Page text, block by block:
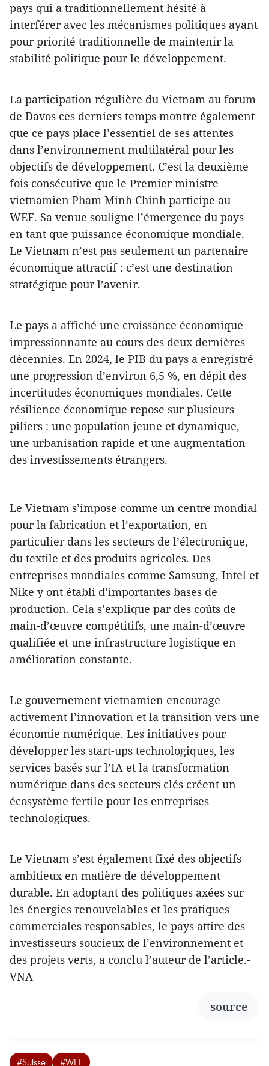
pays qui a traditionnellement hésité à
interférer avec les mécanismes politiques ayant
pour priorité traditionnelle de maintenir la
stabilité politique pour le développement.
La participation régulière du Vietnam au forum
de Davos ces derniers temps montre également
que ce pays place l’essentiel de ses attentes
dans l’environnement multilatéral pour les
objectifs de développement. C’est la deuxième
fois consécutive que le Premier ministre
vietnamien Pham Minh Chinh participe au
WEF. Sa venue souligne l’émergence du pays
en tant que puissance économique mondiale.
Le Vietnam n’est pas seulement un partenaire
économique attractif : c’est une destination
stratégique pour l’avenir.
Le pays a affiché une croissance économique
impressionnante au cours des deux dernières
décennies. En 2024, le PIB du pays a enregistré
une progression d’environ 6,5 %, en dépit des
incertitudes économiques mondiales. Cette
résilience économique repose sur plusieurs
piliers : une population jeune et dynamique,
une urbanisation rapide et une augmentation
des investissements étrangers.
Le Vietnam s’impose comme un centre mondial
pour la fabrication et l’exportation, en
particulier dans les secteurs de l’électronique,
du textile et des produits agricoles. Des
entreprises mondiales comme Samsung, Intel et
Nike y ont établi d’importantes bases de
production. Cela s’explique par des coûts de
main-d’œuvre compétitifs, une main-d’œuvre
qualifiée et une infrastructure logistique en
amélioration constante.
Le gouvernement vietnamien encourage
activement l’innovation et la transition vers une
économie numérique. Les initiatives pour
développer les start-ups technologiques, les
services basés sur l’IA et la transformation
numérique dans des secteurs clés créent un
écosystème fertile pour les entreprises
technologiques.
Le Vietnam s’est également fixé des objectifs
ambitieux en matière de développement
durable. En adoptant des politiques axées sur
les énergies renouvelables et les pratiques
commerciales responsables, le pays attire des
investisseurs soucieux de l’environnement et
des projets verts, a conclu l’auteur de l’article.-
VNA
source
#Suisse #WEF